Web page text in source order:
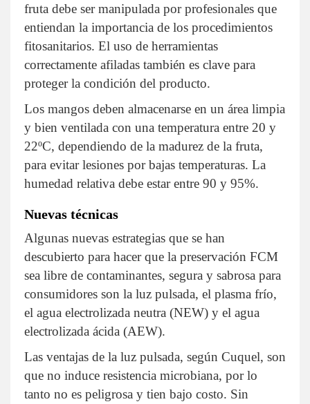
fruta debe ser manipulada por profesionales que
entiendan la importancia de los procedimientos
fitosanitarios. El uso de herramientas
correctamente afiladas también es clave para
proteger la condición del producto.
Los mangos deben almacenarse en un área limpia
y bien ventilada con una temperatura entre 20 y
22ºC, dependiendo de la madurez de la fruta,
para evitar lesiones por bajas temperaturas. La
humedad relativa debe estar entre 90 y 95%.
Nuevas técnicas
Algunas nuevas estrategias que se han
descubierto para hacer que la preservación FCM
sea libre de contaminantes, segura y sabrosa para
consumidores son la luz pulsada, el plasma frío,
el agua electrolizada neutra (NEW) y el agua
electrolizada ácida (AEW).
Las ventajas de la luz pulsada, según Cuquel, son
que no induce resistencia microbiana, por lo
tanto no es peligrosa y tien bajo costo. Sin